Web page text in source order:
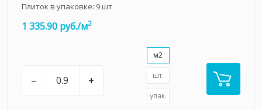
Плиток в упаковке: 9шт
1 335.90 руб./м2
– +
м2
шт.
упак.